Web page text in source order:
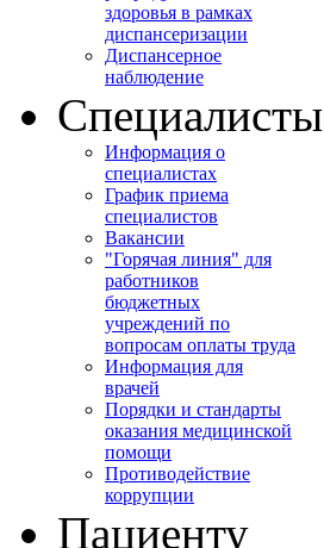
здоровья в рамках
диспансеризации
Диспансерное
наблюдение
Специалисты
Информация о
специалистах
График приема
специалистов
Вакансии
"Горячая линия" для
работников
бюджетных
учреждений по
вопросам оплаты труда
Информация для
врачей
Порядки и стандарты
оказания медицинской
помощи
Противодействие
коррупции
Пациенту